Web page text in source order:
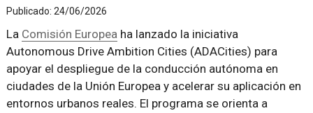
Publicado: 24/06/2026
La Comisión Europeaha lanzado la iniciativa
Autonomous Drive Ambition Cities (ADACities) para
apoyar el despliegue de la conducción autónoma en
ciudades de la Unión Europea y acelerar su aplicación en
entornos urbanos reales. El programa se orienta a